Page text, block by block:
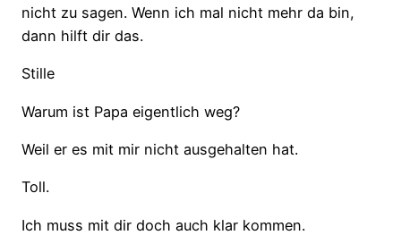
nicht zu sagen. Wenn ich mal nicht mehr da bin,
dann hilft dir das.
Stille
Warum ist Papa eigentlich weg?
Weil er es mit mir nicht ausgehalten hat.
Toll.
Ich muss mit dir doch auch klar kommen.